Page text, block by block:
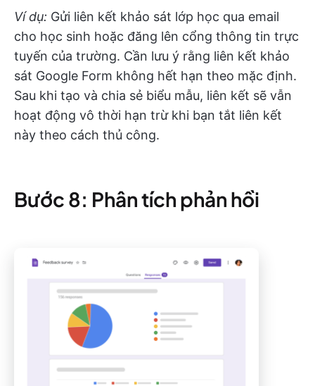
Ví dụ: Gửi liên kết khảo sát lớp học qua email
cho học sinh hoặc đăng lên cổng thông tin trực
tuyến của trường. Cần lưu ý rằng liên kết khảo
sát Google Form không hết hạn theo mặc định.
Sau khi tạo và chia sẻ biểu mẫu, liên kết sẽ vẫn
hoạt động vô thời hạn trừ khi bạn tắt liên kết
này theo cách thủ công.
Bước 8: Phân tích phản hồi